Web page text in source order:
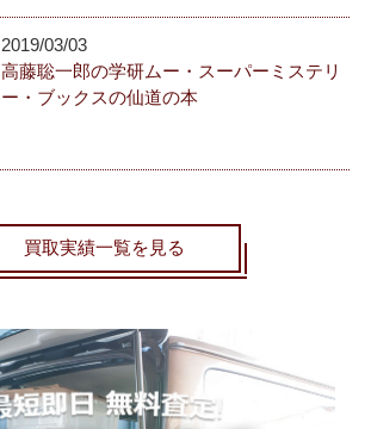
2019/03/03
高藤聡一郎の学研ムー・スーパーミステリ
ー・ブックスの仙道の本
買取実績一覧を見る